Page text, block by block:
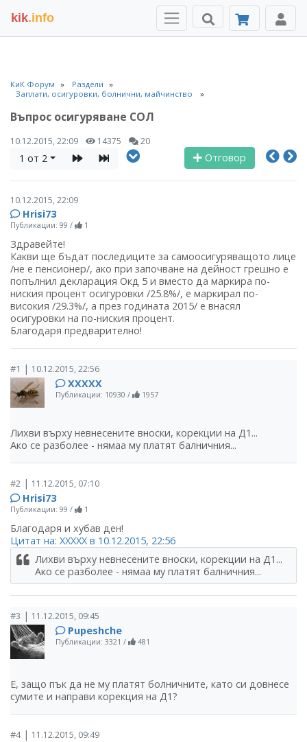
kik.info
КиК Форум
Раздели
Заплати, осигуровки, болнични, майчинство
Въпрос осигуряване СОЛ
10.12.2015, 22:09 14375 20
Отговор
1 от 2
10.12.2015, 22:09
Hrisi73
Публикации: 99 / 1
Здравейте!
Какви ще бъдат последиците за самоосигуряващото лице
/не е пенсионер/, ако при започване на дейност грешно е
попълнил декларация Окд 5 и вместо да маркира по-
ниския процент осигуровки /25.8%/, е маркирал по-
високия /29.3%/, а през годината 2015/ е внасял
осигуровки на по-ниския процент.
Благодаря предварително!
#1 | 10.12.2015, 22:56
ХХХХХ
Публикации: 10930 / 1957
Лихви върху невнесените вноски, корекции на Д1...
Ако се разболее - нямаа му платят балничния...
#2 | 11.12.2015, 07:10
Hrisi73
Публикации: 99 / 1
Благодаря и хубав ден!
Цитат на: ХХХХХ в 10.12.2015, 22:56
Лихви върху невнесените вноски, корекции на Д1...
Ако се разболее - нямаа му платят балничния...
#3 | 11.12.2015, 09:45
Pupeshche
Публикации: 3321 / 481
Е, защо пък да не му платят болничните, като си довнесе
сумите и направи корекция на Д1?
#4| 11.12.2015, 09:49